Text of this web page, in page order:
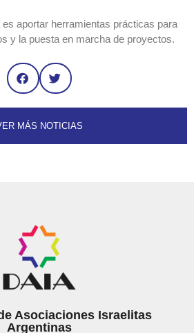
aportar herramientas prácticas para
y la puesta en marcha de proyectos.
MÁS NOTICIAS
Asociaciones Israelitas
Argentinas